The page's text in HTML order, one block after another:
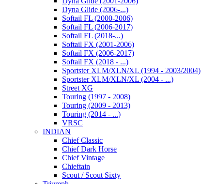
Dyna Glide (2006-...)
Softail FL (2000-2006)
Softail FL (2006-2017)
Softail FL (2018-...)
Softail FX (2001-2006)
Softail FX (2006-2017)
Softail FX (2018 - ...)
Sportster XLM/XLN/XL (1994 - 2003/2004)
Sportster XLM/XLN/XL (2004 - ...)
Street XG
Touring (1997 - 2008)
Touring (2009 - 2013)
Touring (2014 - ...)
VRSC
INDIAN
Chief Classic
Chief Dark Horse
Chief Vintage
Chieftain
Scout / Scout Sixty